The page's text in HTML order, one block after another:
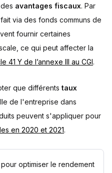
avantages fiscaux. Par
via des fonds communs de
fournir certaines
ce qui peut affecter la
41 Y de l’annexe III au CGI.
que différents taux
de l'entreprise dans
peuvent s'appliquer pour
en 2020 et 2021.
pour optimiser le rendement